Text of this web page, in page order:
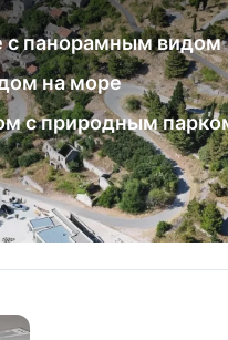
с панорамным видом
на море
с природным